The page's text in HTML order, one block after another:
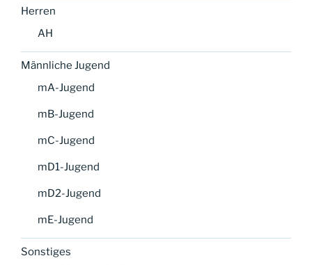
Herren
AH
Männliche Jugend
mA-Jugend
mB-Jugend
mC-Jugend
mD1-Jugend
mD2-Jugend
mE-Jugend
Sonstiges